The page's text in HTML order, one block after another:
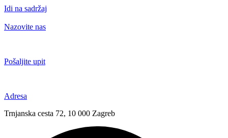
Idi na sadržaj
Nazovite nas
Pošaljite upit
Adresa
Trnjanska cesta 72, 10 000 Zagreb